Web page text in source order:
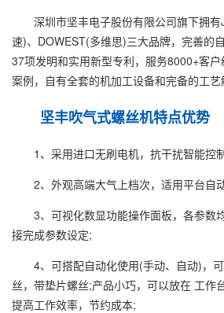
深圳市坚丰电子股份有限公司旗下拥有
速)、DOWEST(多维思)三大品牌，完善的
37项发明和实用新型专利，服务8000+客
案例，自有全套的机加工设备和完备的工艺
坚丰吹气式螺丝机特点优势
1、采用进口无刷电机，抗干扰智能控
2、外观高端大气上档次，适用平台自
3、可视化数显功能操作面板，各参数
接完成参数设定;
4、可搭配自动化使用(手动、自动)，
丝，带垫片螺丝;产品小巧，可以放在 工作
提高工作效率，节约成本;